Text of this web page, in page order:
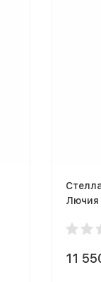
Лючия
11